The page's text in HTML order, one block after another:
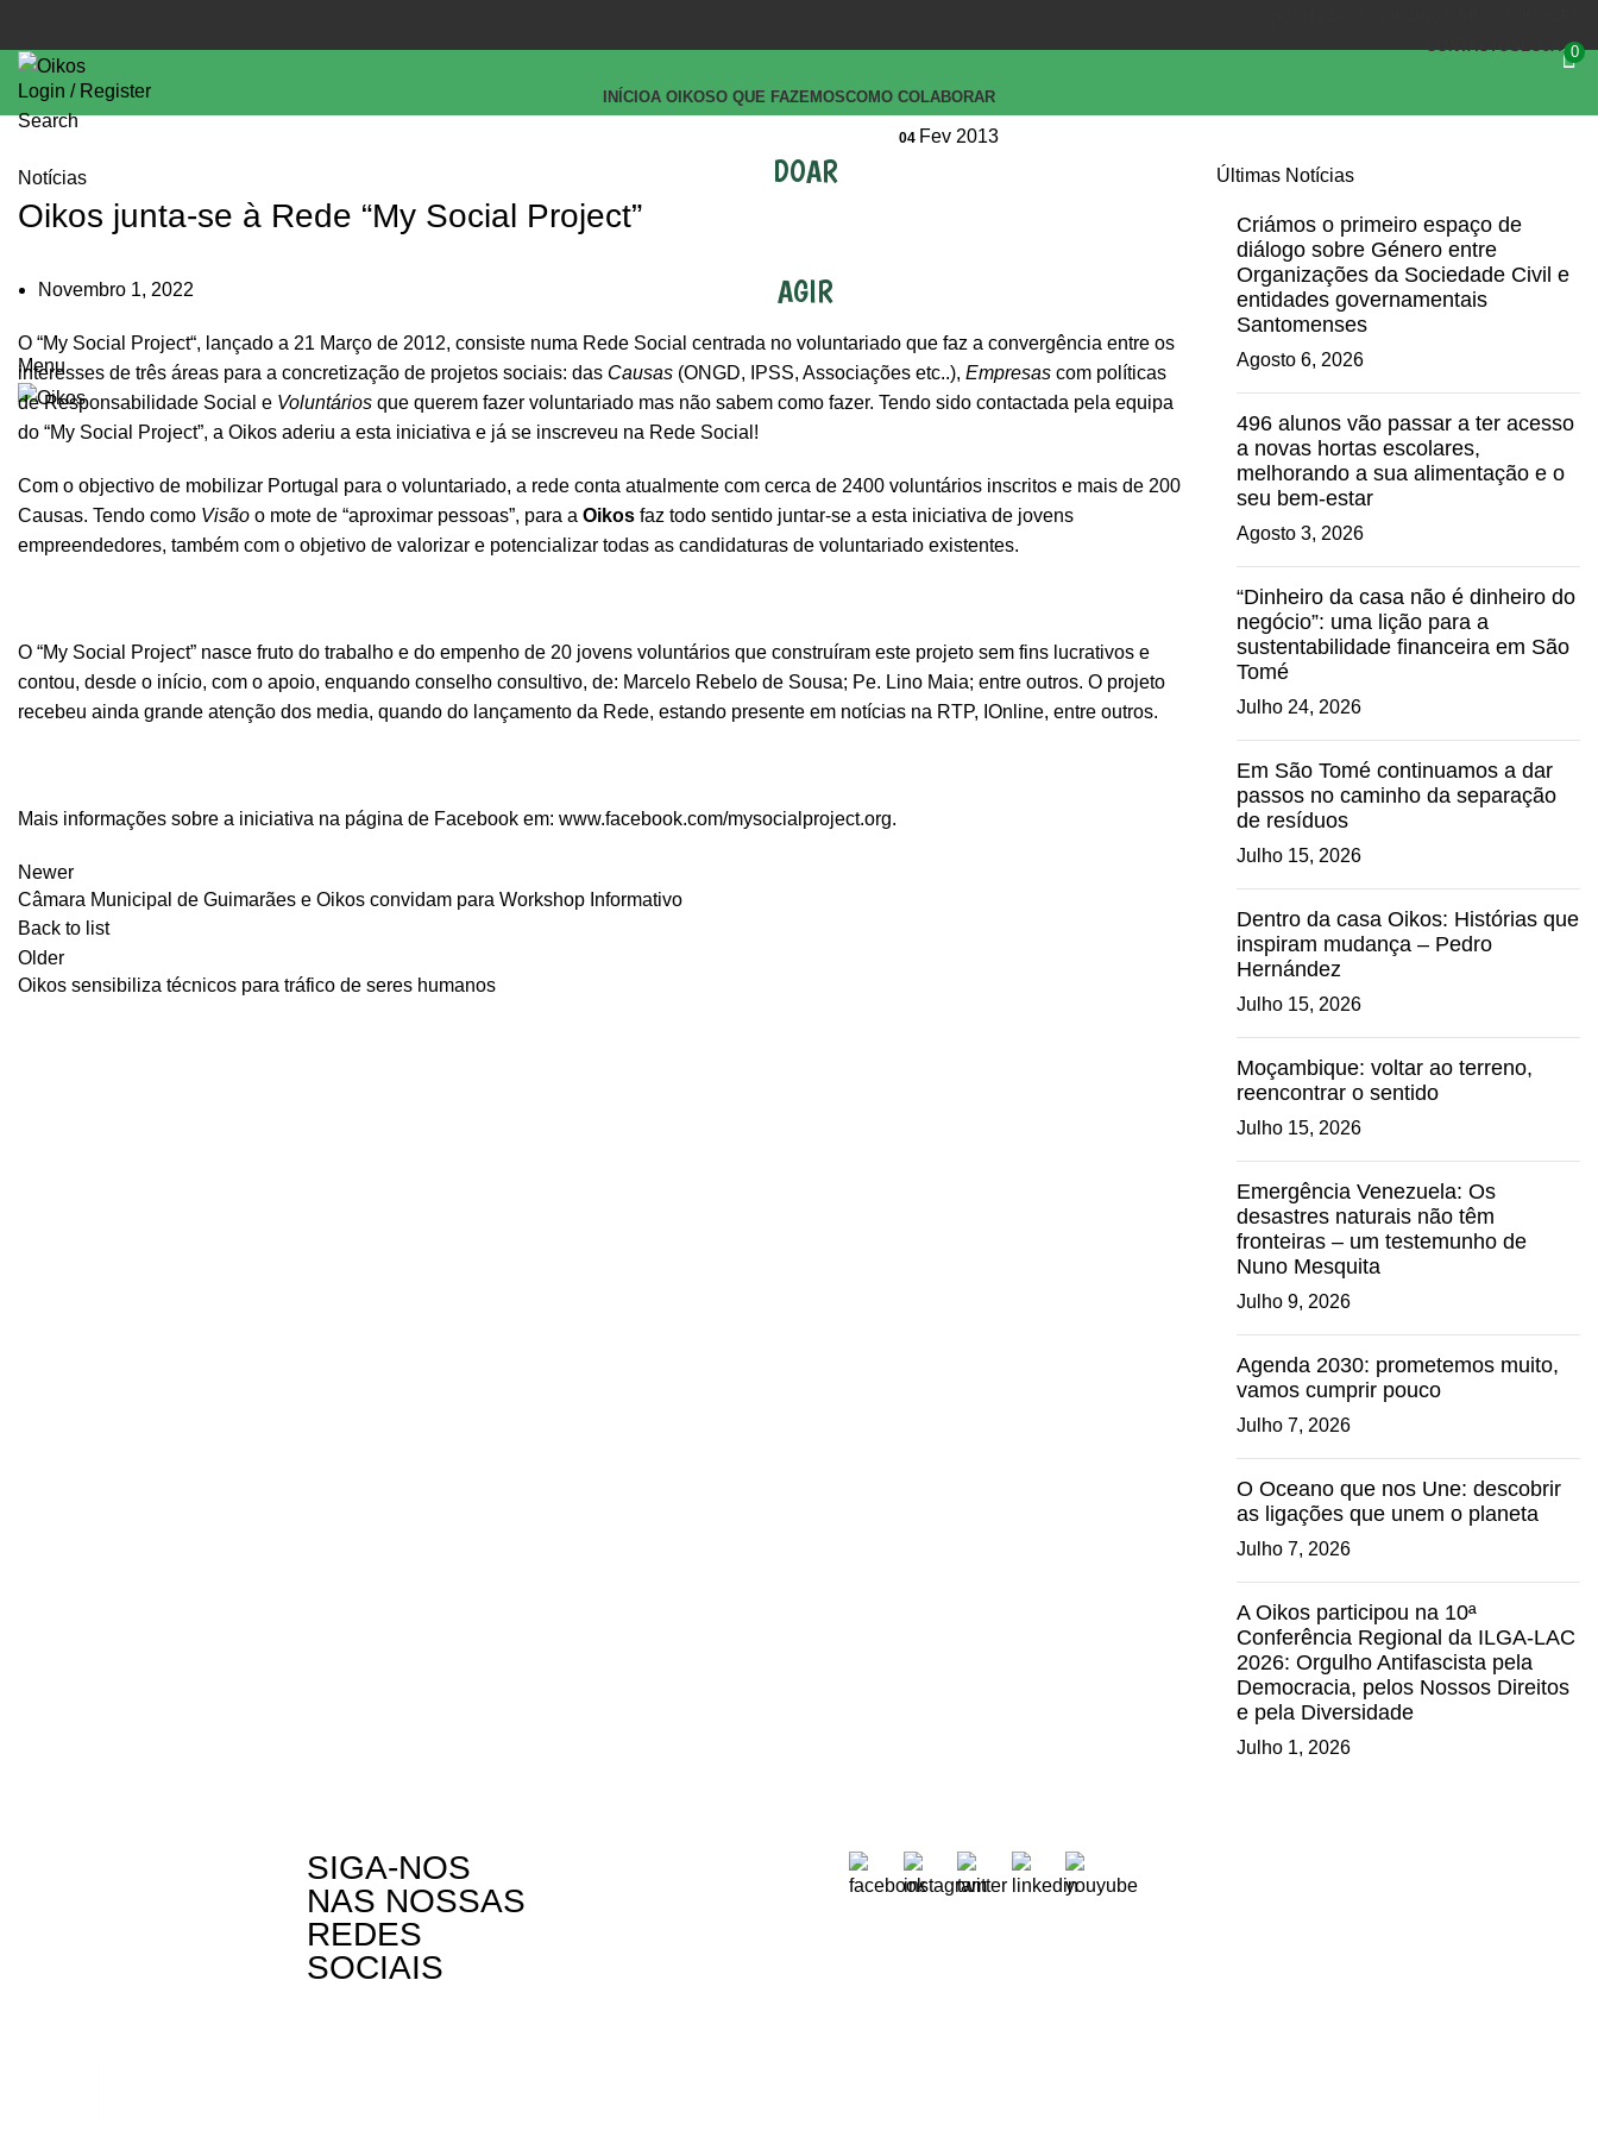
CONTACTOSLOJA 0
Login / Register
Search
INÍCIOA OIKOSO QUE FAZEMOSCOMO COLABORAR
DOAR
AGIR
Menu
Notícias
Oikos junta-se à Rede “My Social Project”
Novembro 1, 2022
04 Fev 2013
O “My Social Project“, lançado a 21 Março de 2012, consiste numa Rede Social centrada no voluntariado que faz a convergência entre os
interesses de três áreas para a concretização de projetos sociais: das Causas (ONGD, IPSS, Associações etc..), Empresas com políticas
de Responsabilidade Social e Voluntários que querem fazer voluntariado mas não sabem como fazer. Tendo sido contactada pela equipa
do “My Social Project”, a Oikos aderiu a esta iniciativa e já se inscreveu na Rede Social!
Com o objectivo de mobilizar Portugal para o voluntariado, a rede conta atualmente com cerca de 2400 voluntários inscritos e mais de 200
Causas. Tendo como Visão o mote de “aproximar pessoas”, para a Oikos faz todo sentido juntar-se a esta iniciativa de jovens
empreendedores, também com o objetivo de valorizar e potencializar todas as candidaturas de voluntariado existentes.
O “My Social Project” nasce fruto do trabalho e do empenho de 20 jovens voluntários que construíram este projeto sem fins lucrativos e
contou, desde o início, com o apoio, enquando conselho consultivo, de: Marcelo Rebelo de Sousa; Pe. Lino Maia; entre outros. O projeto
recebeu ainda grande atenção dos media, quando do lançamento da Rede, estando presente em notícias na RTP, IOnline, entre outros.
Mais informações sobre a iniciativa na página de Facebook em: www.facebook.com/mysocialproject.org.
Newer
Câmara Municipal de Guimarães e Oikos convidam para Workshop Informativo
Back to list
Older
Oikos sensibiliza técnicos para tráfico de seres humanos
Últimas Notícias
Criámos o primeiro espaço de
diálogo sobre Género entre
Organizações da Sociedade Civil e
entidades governamentais
Santomenses
Agosto 6, 2026
496 alunos vão passar a ter acesso
a novas hortas escolares,
melhorando a sua alimentação e o
seu bem-estar
Agosto 3, 2026
“Dinheiro da casa não é dinheiro do
negócio”: uma lição para a
sustentabilidade financeira em São
Tomé
Julho 24, 2026
Em São Tomé continuamos a dar
passos no caminho da separação
de resíduos
Julho 15, 2026
Dentro da casa Oikos: Histórias que
inspiram mudança – Pedro
Hernández
Julho 15, 2026
Moçambique: voltar ao terreno,
reencontrar o sentido
Julho 15, 2026
Emergência Venezuela: Os
desastres naturais não têm
fronteiras – um testemunho de
Nuno Mesquita
Julho 9, 2026
Agenda 2030: prometemos muito,
vamos cumprir pouco
Julho 7, 2026
O Oceano que nos Une: descobrir
as ligações que unem o planeta
Julho 7, 2026
A Oikos participou na 10ª
Conferência Regional da ILGA-LAC
2026: Orgulho Antifascista pela
Democracia, pelos Nossos Direitos
e pela Diversidade
Julho 1, 2026
SIGA-NOS
NAS NOSSAS
REDES
SOCIAIS